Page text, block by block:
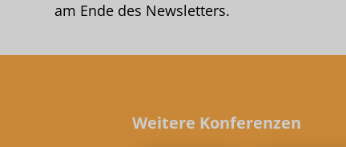
am Ende des Newsletters.
Weitere Konferenzen